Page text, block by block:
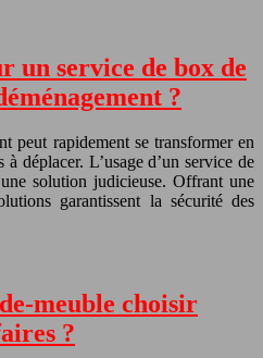
un service de box de
?
peut rapidement se transformer en
à déplacer. L’usage d’un service de
solution judicieuse. Offrant une
garantissent la sécurité des
meuble choisir
?